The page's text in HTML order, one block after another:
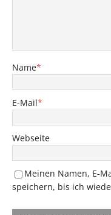
Name*
E-Mail*
Webseite
Meinen Namen, E-
speichern, bis ich